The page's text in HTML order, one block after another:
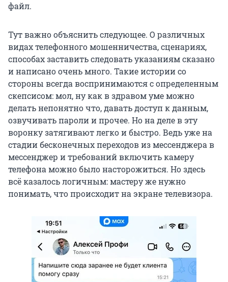
файл.
Тут важно объяснить следующее. О различных
видах телефонного мошенничества, сценариях,
способах заставить следовать указаниям сказано
и написано очень много. Такие истории со
стороны всегда воспринимаются с определенным
скепсисом: мол, ну как в здравом уме можно
делать непонятно что, давать доступ к данным,
озвучивать пароли и прочее. Но на деле в эту
воронку затягивают легко и быстро. Ведь уже на
стадии бесконечных переходов из мессенджера в
мессенджер и требований включить камеру
телефона можно было насторожиться. Но здесь
всё казалось логичным: мастеру же нужно
понимать, что происходит на экране телевизора.